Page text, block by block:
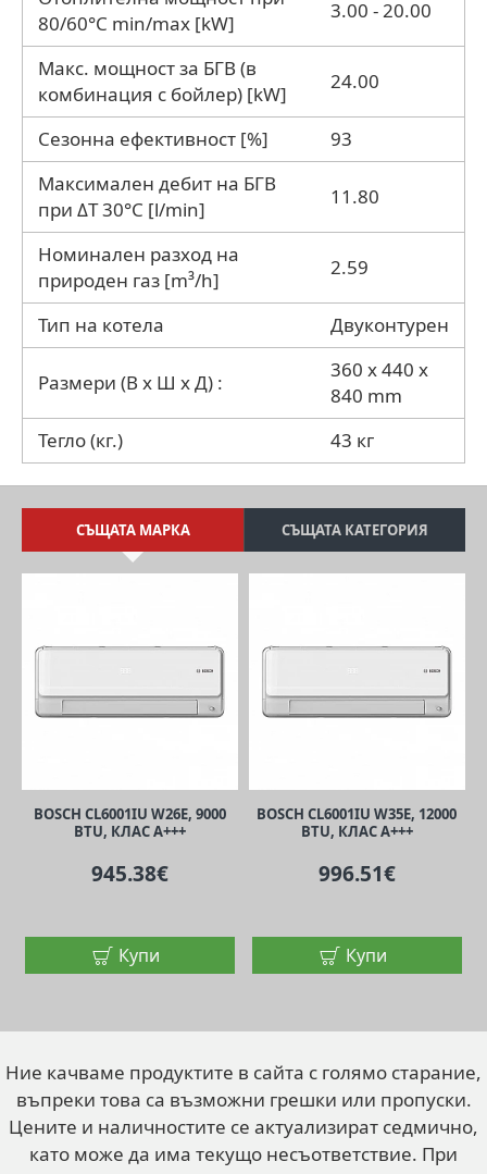
80/60°С min/max [kW]
3.00 - 20.00
Макс. мощност за БГВ (в
комбинация с бойлер) [kW]
24.00
Сезонна ефективност [%]
93
Максимален дебит на БГВ
при ΔT 30°С [l/min]
11.80
Номинален разход на
природен газ [m³/h]
2.59
Тип на котела Двуконтурен
Размери (В х Ш х Д) :
360 x 440 x
840 mm
Тегло (кг.)
43 кг
СЪЩАТА МАРКА СЪЩАТА КАТЕГОРИЯ
BOSCH CL6001IU W26E, 9000
BTU, КЛАС А+++
945.38€
Купи
BOSCH CL6001IU W35E, 12000
BTU, КЛАС А+++
996.51€
Купи
Ние качваме продуктите в сайта с голямо старание,
въпреки това са възможни грешки или пропуски.
Цените и наличностите се актуализират седмично,
като може да има текущо несъответствие. При